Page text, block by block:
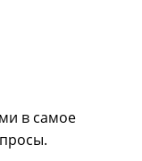
в самое